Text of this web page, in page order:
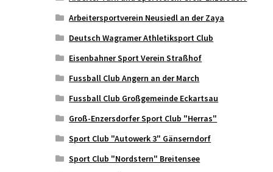
Arbeitersportverein Neusiedl an der Zaya
Deutsch Wagramer Athletiksport Club
Eisenbahner Sport Verein Straßhof
Fussball Club Angern an der March
Fussball Club Großgemeinde Eckartsau
Groß-Enzersdorfer Sport Club "Herras"
Sport Club "Autowerk 3" Gänserndorf
Sport Club "Nordstern" Breitensee